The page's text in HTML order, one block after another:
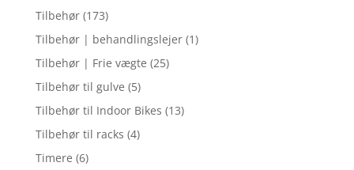
Tilbehør (173)
Tilbehør | behandlingslejer (1)
Tilbehør | Frie vægte (25)
Tilbehør til gulve (5)
Tilbehør til Indoor Bikes (13)
Tilbehør til racks (4)
Timere (6)